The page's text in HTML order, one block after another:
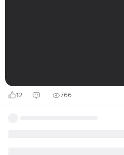
12 766